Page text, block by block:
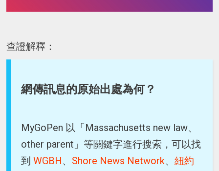
查證解釋：
網傳訊息的原始出處為何？
MyGoPen 以「Massachusetts new law、
other parent」等關鍵字進行搜索，可以找
到 WGBH、 Shore News Network、紐約